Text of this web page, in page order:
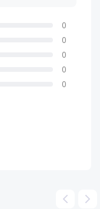
0
0
0
0
0